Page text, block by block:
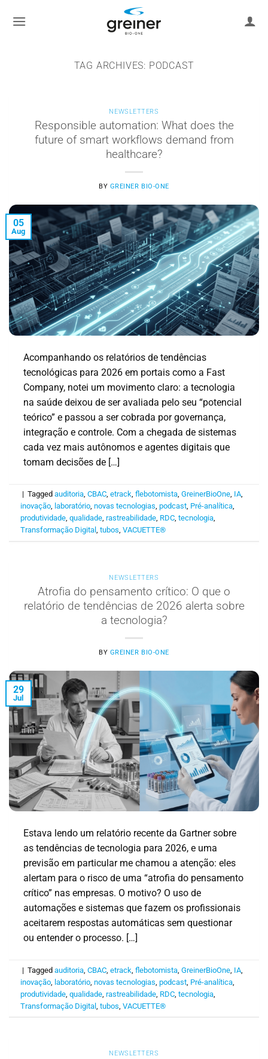
TAG ARCHIVES: PODCAST
NEWSLETTERS
Responsible automation: What does the
future of smart workflows demand from
healthcare?
BY GREINER BIO-ONE
05
Aug
Acompanhando os relatórios de tendências
tecnológicas para 2026 em portais como a Fast
Company, notei um movimento claro: a tecnologia
na saúde deixou de ser avaliada pelo seu “potencial
teórico” e passou a ser cobrada por governança,
integração e controle. Com a chegada de sistemas
cada vez mais autônomos e agentes digitais que
tomam decisões de […]
| Taggedauditoria,CBAC,etrack,flebotomista,GreinerBioOne, IA,
inovação, laboratório,novas tecnologias,podcast, Pré-analítica,
produtividade,qualidade,rastreabilidade, RDC,tecnologia,
Transformação Digital,tubos,VACUETTE®
NEWSLETTERS
Atrofia do pensamento crítico: O que o
relatório de tendências de 2026 alerta sobre
a tecnologia?
BY GREINER BIO-ONE
29
Jul
Estava lendo um relatório recente da Gartner sobre
as tendências de tecnologia para 2026, e uma
previsão em particular me chamou a atenção: eles
alertam para o risco de uma “atrofia do pensamento
crítico” nas empresas. O motivo? O uso de
automações e sistemas que fazem os profissionais
aceitarem respostas automáticas sem questionar
ou entender o processo. […]
| Taggedauditoria ,CBAC ,etrack ,flebotomista ,GreinerBioOne IA
inovação laboratório ,novas tecnologias ,podcast Pré-analítica
produtividade ,qualidade ,rastreabilidade RDC ,tecnologia
Transformação Digital ,tubos ,VACUETTE®
NEWSLETTERS